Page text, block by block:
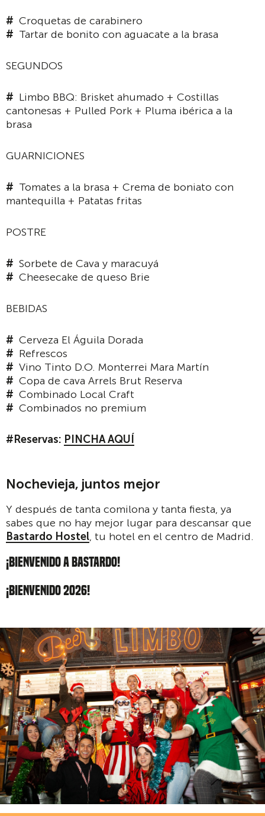
Croquetas de carabinero
Tartar de bonito con aguacate a la brasa
SEGUNDOS
Limbo BBQ: Brisket ahumado + Costillas
cantonesas + Pulled Pork + Pluma ibérica a la
brasa
GUARNICIONES
Tomates a la brasa + Crema de boniato con
mantequilla + Patatas fritas
POSTRE
Sorbete de Cava y maracuyá
Cheesecake de queso Brie
BEBIDAS
Cerveza El Águila Dorada
Refrescos
Vino Tinto D.O. Monterrei Mara Martín
Copa de cava Arrels Brut Reserva
Combinado Local Craft
Combinados no premium
#Reservas: PINCHA AQUÍ
Nochevieja, juntos mejor
Y después de tanta comilona y tanta fiesta, ya
sabes que no hay mejor lugar para descansar que
Bastardo Hostel, tu hotel en el centro de Madrid.
¡BIENVENIDO A BASTARDO!
¡BIENVENIDO 2026!